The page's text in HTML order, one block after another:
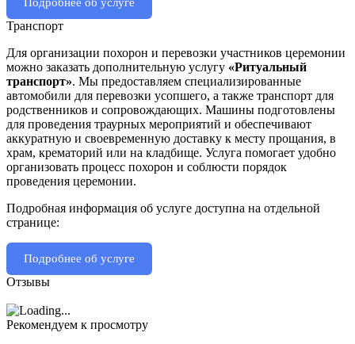
Подробнее об услуге
Транспорт
Для организации похорон и перевозки участников церемонии
можно заказать дополнительную услугу «Ритуальный
транспорт». Мы предоставляем специализированные
автомобили для перевозки усопшего, а также транспорт для
родственников и сопровождающих. Машины подготовлены
для проведения траурных мероприятий и обеспечивают
аккуратную и своевременную доставку к месту прощания, в
храм, крематорий или на кладбище. Услуга помогает удобно
организовать процесс похорон и соблюсти порядок
проведения церемонии.
Подробная информация об услуге доступна на отдельной
странице:
Подробнее об услуге
Отзывы
Рекомендуем к просмотру